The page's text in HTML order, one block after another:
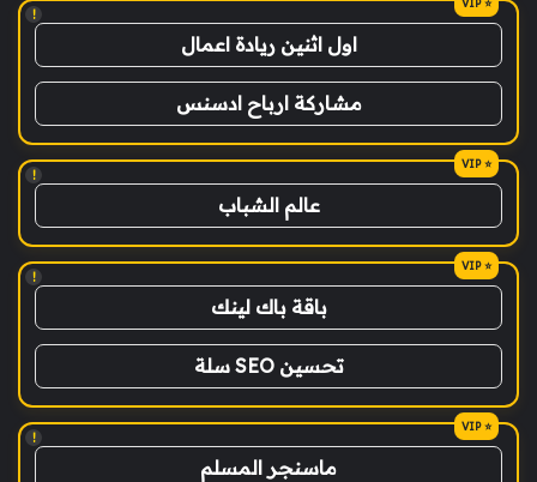
!
اول اثنين ريادة اعمال
مشاركة ارباح ادسنس
!
عالم الشباب
!
باقة باك لينك
تحسين SEO سلة
!
ماسنجر المسلم